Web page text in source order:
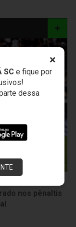
×
SCe fique por
dessa
nos pênaltis